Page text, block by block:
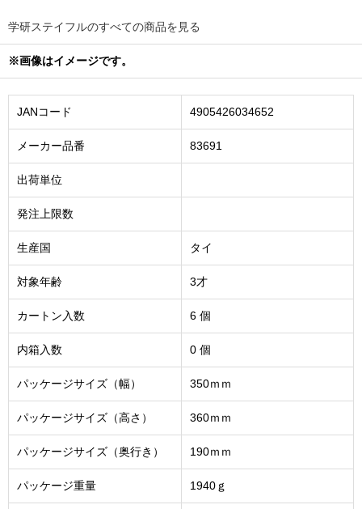
学研ステイフルのすべての商品を見る
※画像はイメージです。
JANコード 4905426034652
メーカー品番 83691
出荷単位
発注上限数
生産国 タイ
対象年齢 3才
カートン入数 6 個
内箱入数 0 個
パッケージサイズ（幅） 350ｍｍ
パッケージサイズ（高さ） 360ｍｍ
パッケージサイズ（奥行き） 190ｍｍ
パッケージ重量 1940ｇ